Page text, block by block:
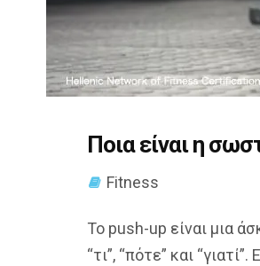
Ποια είναι η
Fitness
Το push-up είναι μια
“τι”, “πότε” και